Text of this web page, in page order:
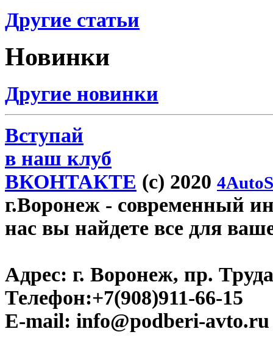
Другие статьи
Новинки
Другие новинки
Вступай
в наш клуб
ВКОНТАКТЕ (c) 2020
г.Воронеж - современный
нас вы найдете все для
Адрес: г. Воронеж, пр.
Телефон:+7(908)911-66-15
E-mail: info@podberi-avto.ru